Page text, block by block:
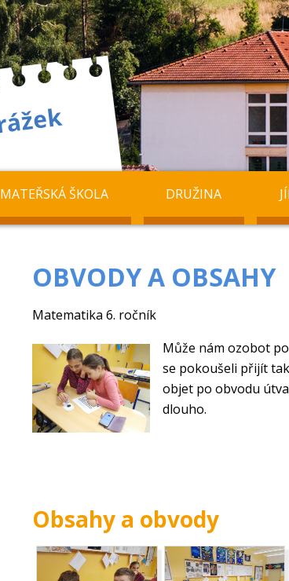
MATEŘSKÁ ŠKOLA DRUŽINA
OBVODY A OBSAHY
Matematika 6. ročník
Může nám ozobot
se pokoušeli přijít
objet po obvodu
dlouho.
Obsahy a obvody